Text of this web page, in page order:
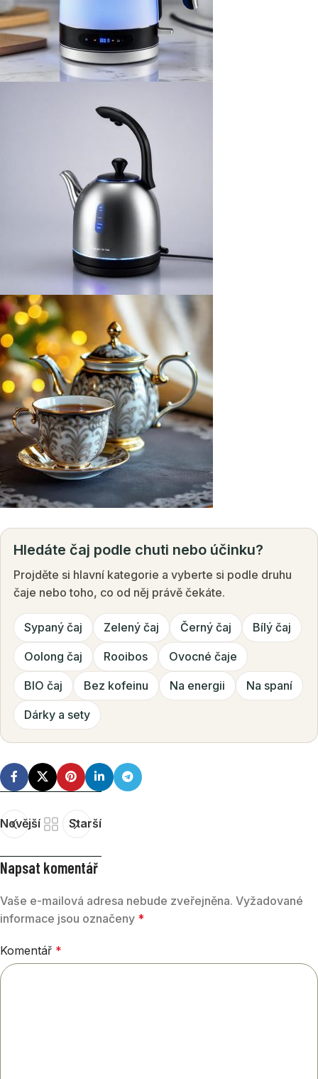
Hledáte čaj podle chuti nebo účinku?
Projděte si hlavní kategorie a vyberte si podle druhu
čaje nebo toho, co od něj právě čekáte.
Sypaný čaj Zelený čaj Černý čaj Bílý čaj
Oolong čaj Rooibos Ovocné čaje
BIO čaj Bez kofeinu Na energii Na spaní
Dárky a sety
Novější Starší
Napsat komentář
Vaše e-mailová adresa nebude zveřejněna. Vyžadované
informace jsou označeny *
Komentář *